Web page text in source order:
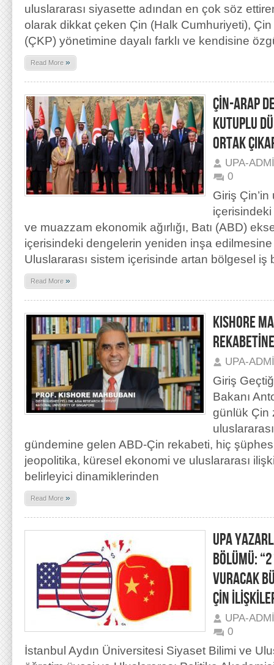
uluslararası siyasette adından en çok söz
olarak dikkat çeken Çin (Halk Cumhuriyeti), Çin
(ÇKP) yönetimine dayalı farklı ve kendisine
Read More »
ÇİN-ARAP
KUTUPLU
ORTAK
UPA-
0
Giriş
içerisindeki
ve muazzam ekonomik ağırlığı, Batı (ABD)
içerisindeki dengelerin yeniden inşa edilmesine
Uluslararası sistem içerisinde artan bölgesel iş
Read More »
KISHORE
UPA-
Giriş
Bakanı
günlük Çin
gündemine gelen ABD-Çin rekabeti, hiç
jeopolitika, küresel ekonomi ve uluslararası
belirleyici dinamiklerinden
Read More »
UPA
BÖLÜMÜ:
VURACAK
ÇİN
UPA-
0
İstanbul Aydın Üniversitesi Siyaset Bilimi ve